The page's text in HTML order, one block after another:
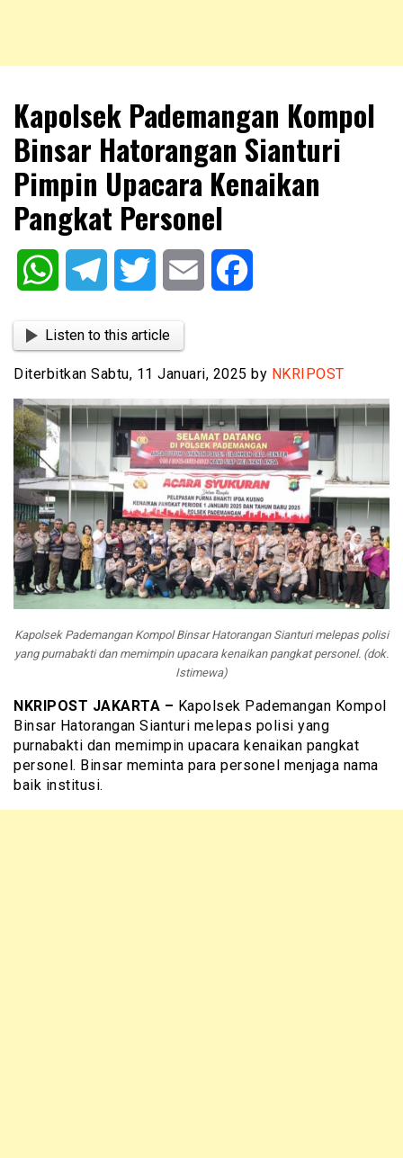
NKRIPOST
Kapolsek Pademangan Kompol
Binsar Hatorangan Sianturi
Pimpin Upacara Kenaikan
Pangkat Personel
WhatsAppTelegram Twitter Email
Listen to this article
Diterbitkan Sabtu, 11 Januari, 2025 by NKRIPOST
Kapolsek Pademangan Kompol Binsar Hatorangan Sianturi melepas polisi
yang purnabakti dan memimpin upacara kenaikan pangkat personel. (dok.
Istimewa)
NKRIPOST JAKARTA – Kapolsek Pademangan Kompol
Binsar Hatorangan Sianturi melepas polisi yang
purnabakti dan memimpin upacara kenaikan pangkat
personel. Binsar meminta para personel menjaga nama
baik institusi.